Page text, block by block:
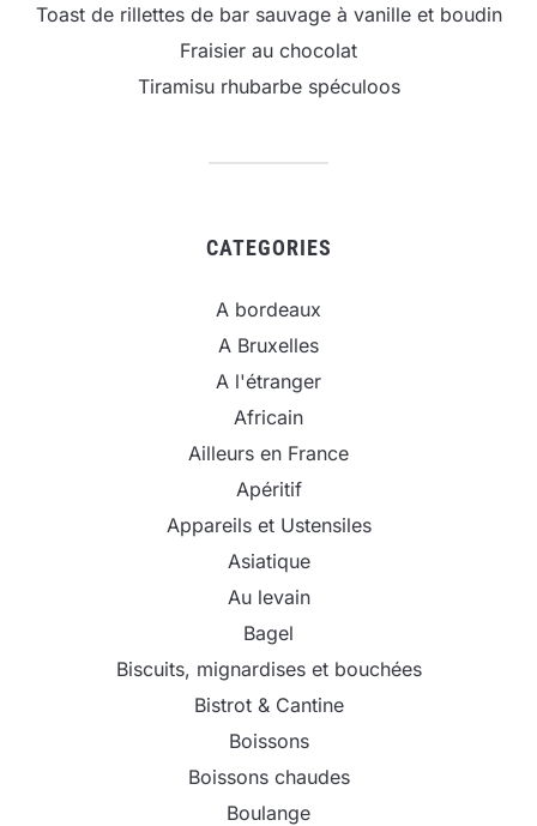
Toast de rillettes de bar sauvage à vanille et boudin
Fraisier au chocolat
Tiramisu rhubarbe spéculoos
CATEGORIES
A bordeaux
A Bruxelles
A l'étranger
Africain
Ailleurs en France
Apéritif
Appareils et Ustensiles
Asiatique
Au levain
Bagel
Biscuits, mignardises et bouchées
Bistrot & Cantine
Boissons
Boissons chaudes
Boulange